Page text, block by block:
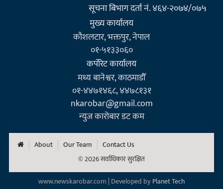
सूचना बिभाग दर्ता नं. ४६४-२०७४/०७५
मुख्य कार्यालय
कौशलटार, भक्तपुर, नेपाल
०१-५१३३०६०
कर्पाेरेट कार्यालय
मध्य बानेश्वर, काठमाडौँ
०१-४४७१४६८, ४४७८१३१
nkarobar@gmail.com
न्युज कारोबार डट कम
About Our Team
Contact Us
© 2026 सर्वाधिकार सुरक्षित
www.newskarobar.com | Developed byPlanet Tech